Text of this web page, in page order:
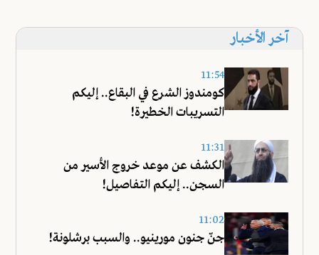
آخر الأخبار
11:54
كومندوز الشرع في البقاع.. إليكم
التسريبات الخطيرة!
11:31
الكشف عن موعد خروج الأسير من
السجن.. إليكم التفاصيل!
11:02
جنّ جنون مورينيو.. والسبب برشلونة!